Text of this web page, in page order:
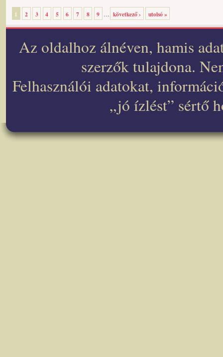
1 2 3 4 5 6 7 8 9 … következő › utolsó »
Az oldalhoz álnéven, hamis
szerzők tulajdona.
Felhasználói adatokat,
„jó ízlést” sértő